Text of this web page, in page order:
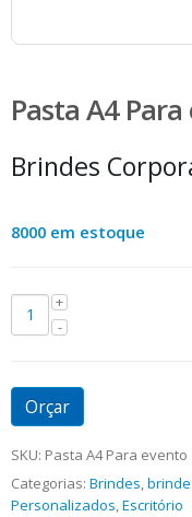
Pasta A4
Brindes
8000 em estoque
Orçar
SKU: Pasta A4 Para evento
Categorias: Brindes,
Personalizados,Escritório